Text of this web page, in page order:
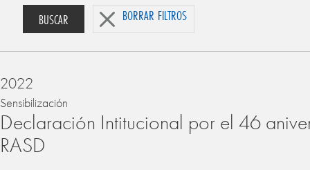
BUSCAR BORRAR FILTROS
2022
Sensibilización
Declaración Intitucional por el 46
RASD